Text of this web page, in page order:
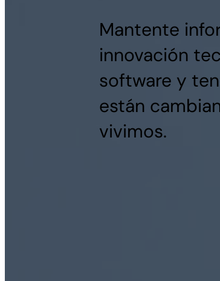
Mantente
innovación
software y
están
vivimos.